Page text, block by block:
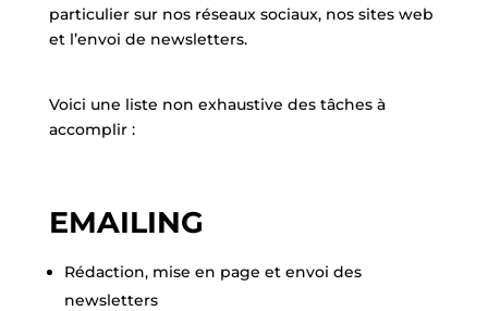
particulier sur nos réseaux sociaux, nos sites web
et l’envoi de newsletters.
Voici une liste non exhaustive des tâches à
accomplir :
EMAILING
Rédaction, mise en page et envoi des
newsletters